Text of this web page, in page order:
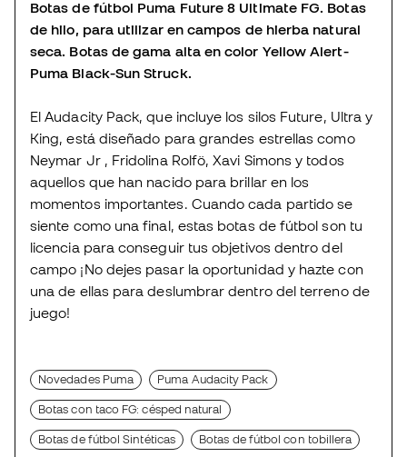
Botas de fútbol Puma Future 8 Ultimate FG. Botas
de hilo, para utilizar en campos de hierba natural
seca. Botas de gama alta en color Yellow Alert-
Puma Black-Sun Struck.
El Audacity Pack, que incluye los silos Future, Ultra y
King, está diseñado para grandes estrellas como
Neymar Jr , Fridolina Rolfö, Xavi Simons y todos
aquellos que han nacido para brillar en los
momentos importantes. Cuando cada partido se
siente como una final, estas botas de fútbol son tu
licencia para conseguir tus objetivos dentro del
campo ¡No dejes pasar la oportunidad y hazte con
una de ellas para deslumbrar dentro del terreno de
juego!
Novedades Puma Puma Audacity Pack
Botas con taco FG: césped natural
Botas de fútbol Sintéticas Botas de fútbol con tobillera